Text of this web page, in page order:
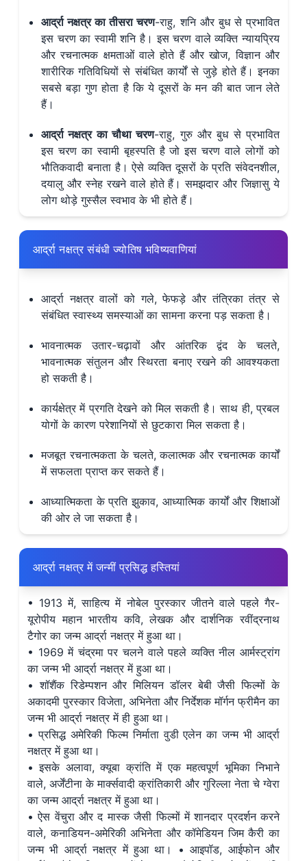
आर्द्रा नक्षत्र का तीसरा चरण-राहु, शनि और बुध से प्रभावित
इस चरण का स्वामी शनि है। इस चरण वाले व्यक्ति न्यायप्रिय
और रचनात्मक क्षमताओं वाले होते हैं और खोज, विज्ञान और
शारीरिक गतिविधियों से संबंधित कार्यों से जुड़े होते हैं। इनका
सबसे बड़ा गुण होता है कि ये दूसरों के मन की बात जान लेते
हैं।
आर्द्रा नक्षत्र का चौथा चरण-राहु, गुरु और बुध से प्रभावित
इस चरण का स्वामी बृहस्पति है जो इस चरण वाले लोगों को
भौतिकवादी बनाता है। ऐसे व्यक्ति दूसरों के प्रति संवेदनशील,
दयालु और स्नेह रखने वाले होते हैं। समझदार और जिज्ञासु ये
लोग थोड़े गुस्सैल स्वभाव के भी होते हैं।
आर्द्रा नक्षत्र संबंधी ज्योतिष भविष्यवाणियां
आर्द्रा नक्षत्र वालों को गले, फेफड़े और तंत्रिका तंत्र से
संबंधित स्वास्थ्य समस्याओं का सामना करना पड़ सकता है।
भावनात्मक उतार-चढ़ावों और आंतरिक द्वंद के चलते,
भावनात्मक संतुलन और स्थिरता बनाए रखने की आवश्यकता
हो सकती है।
कार्यक्षेत्र में प्रगति देखने को मिल सकती है। साथ ही, प्रबल
योगों के कारण परेशानियों से छुटकारा मिल सकता है।
मजबूत रचनात्मकता के चलते, कलात्मक और रचनात्मक कार्यों
में सफलता प्राप्त कर सकते हैं।
आध्यात्मिकता के प्रति झुकाव, आध्यात्मिक कार्यों और शिक्षाओं
की ओर ले जा सकता है।
आर्द्रा नक्षत्र में जन्मीं प्रसिद्ध हस्तियां
• 1913 में, साहित्य में नोबेल पुरस्कार जीतने वाले पहले गैर-
यूरोपीय महान भारतीय कवि, लेखक और दार्शनिक रवींद्रनाथ
टैगोर का जन्म आर्द्रा नक्षत्र में हुआ था।
• 1969 में चंद्रमा पर चलने वाले पहले व्यक्ति नील आर्मस्ट्रांग
का जन्म भी आर्द्रा नक्षत्र में हुआ था।
• शॉशैंक रिडेम्पशन और मिलियन डॉलर बेबी जैसी फिल्मों के
अकादमी पुरस्कार विजेता, अभिनेता और निर्देशक मॉर्गन फ्रीमैन का
जन्म भी आर्द्रा नक्षत्र में ही हुआ था।
• प्रसिद्ध अमेरिकी फिल्म निर्माता वुडी एलेन का जन्म भी आर्द्रा
नक्षत्र में हुआ था।
• इसके अलावा, क्यूबा क्रांति में एक महत्वपूर्ण भूमिका निभाने
वाले, अर्जेंटीना के मार्क्सवादी क्रांतिकारी और गुरिल्ला नेता चे ग्वेरा
का जन्म आर्द्रा नक्षत्र में हुआ था।
• ऐस वेंचुरा और द मास्क जैसी फिल्मों में शानदार प्रदर्शन करने
वाले, कनाडियन-अमेरिकी अभिनेता और कॉमेडियन जिम कैरी का
जन्म भी आर्द्रा नक्षत्र में हुआ था। • आइपॉड, आईफोन और